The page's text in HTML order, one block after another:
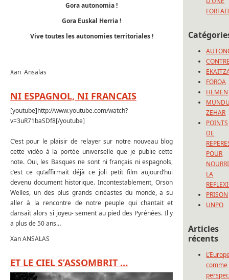
Gora autonomia !
Gora Euskal Herria !
Vive toutes les autonomies territoriales !
Xan Ansalas
NI ESPAGNOL, NI FRANCAIS
[youtube]http://www.youtube.com/watch?
v=3uR71baSDf8[/youtube]
C’est pour le plaisir de relayer sur notre nouveau blog
cette vidéo à la portée universelle que je publie cette
note. Oui, les Basques ne sont ni français ni espagnols,
c’est ce qu’affirmait déjà ce joli petit film aujourd’hui
devenu document historique. Incontestablement, Orson
Welles, un des plus grands cinéastes du monde, a su
aller à la rencontre de notre peuple qui chantait et
dansait alors si joyeu- sement au pied des Pyrénées. Il y
a plus de 50 ans…
Xan ANSALAS
ET LE CIEL S’ASSOMBRIT …
FOROA
HEMEN
ZEHAR
POINTS
DE
POUR
LA
PRISON
UNPO
Articles
récents
comme